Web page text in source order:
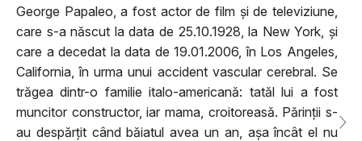
George Papaleo, a fost actor de film și de televiziune,
care s-a născut la data de 25.10.1928, la New York, și
care a decedat la data de 19.01.2006, în Los Angeles,
California, în urma unui accident vascular cerebral. Se
trăgea dintr-o familie italo-americană: tatăl lui a fost
muncitor constructor, iar mama, croitoreasă. Părinții s-
au despărțit când băiatul avea un an, așa încât el nu